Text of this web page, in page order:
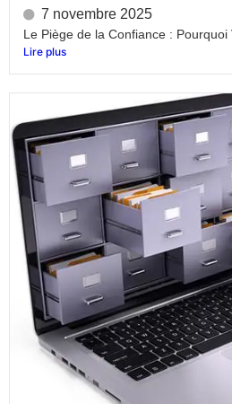
7 novembre 2025
Le Piège de la Confiance : Pourquoi
Lire plus